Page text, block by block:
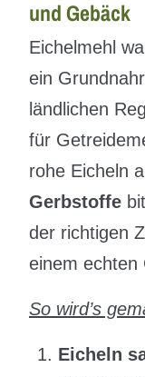
und Gebäck
Eichelmehl
ein
ländlichen
für
rohe Eicheln
Gerbstoffe
der richtigen
einem echten
So wird’s
Eicheln